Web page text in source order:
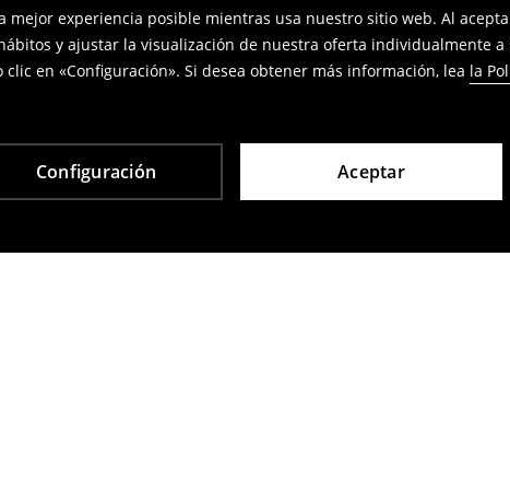
mejor experiencia posible mientras usa nuestro sitio web. Al
y ajustar la visualización de nuestra oferta individualmente
en «Configuración». Si desea obtener más información, lea la
Configuración Aceptar